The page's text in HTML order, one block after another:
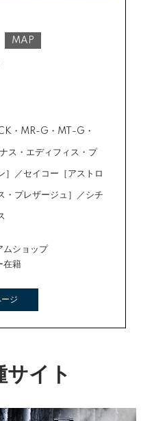
MAP
・MR-G・MT-G・
ス・エディフィス・プ
］／セイコー［アストロ
・プレザージュ］／シチ
ムショップ
在籍
ジ
サイト